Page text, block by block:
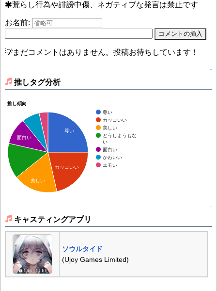
荒らし行為や誹謗中傷、ネガティブな発言は禁止です
お名前:
💡まだコメントはありません。投稿お待ちしています！
↑
推しタグ分析
推し傾向
尊い
カッコいい
美しい
どうしようもな
い
面白い
かわいい
エモい
尊い
カッコいい
面白い
美しい
↑
キャスティングアプリ
ソウルタイド
(Ujoy Games Limited)
↑